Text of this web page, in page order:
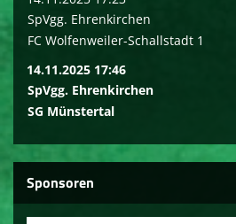
SpVgg. Ehrenkirchen
FC Wolfenweiler-Schallstadt 1
14.11.2025 17:46
SpVgg. Ehrenkirchen
SG Münstertal
Sponsoren